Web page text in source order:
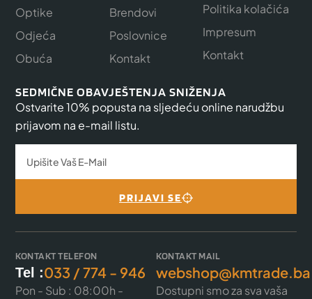
Optike
Odjeća
Obuća
Brendovi
Poslovnice
Kontakt
Politika kolačića
Impresum
Kontakt
SEDMIČNE OBAVJEŠTENJA SNIŽENJA
Ostvarite 10% popusta na sljedeću online narudžbu
prijavom na e-mail listu.
PRIJAVI SE
KONTAKT TELEFON
Tel :033 / 774 - 946
Pon - Sub : 08:00h -
KONTAKT MAIL
webshop@kmtrade.ba
Dostupni smo za sva vaša